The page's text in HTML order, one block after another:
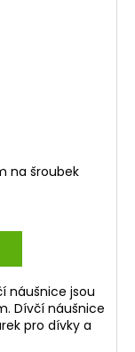
na šroubek
náušnice jsou
Dívčí náušnice
pro dívky a